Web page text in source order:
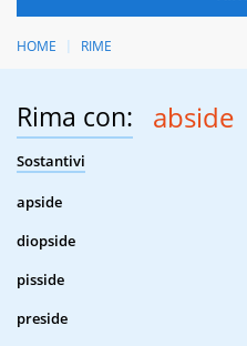
HOME RIME
Rima con: abside
Sostantivi
apside
diopside
pisside
preside